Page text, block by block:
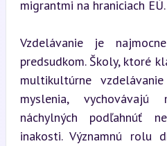
migrantmi na hraniciach EÚ.
Vzdelávanie je
predsudkom. Školy, ktoré
multikultúrne
myslenia,
náchylných podľahnúť
inakosti. Významnú rolu